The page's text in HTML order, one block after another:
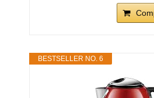
BESTSELLER NO. 6